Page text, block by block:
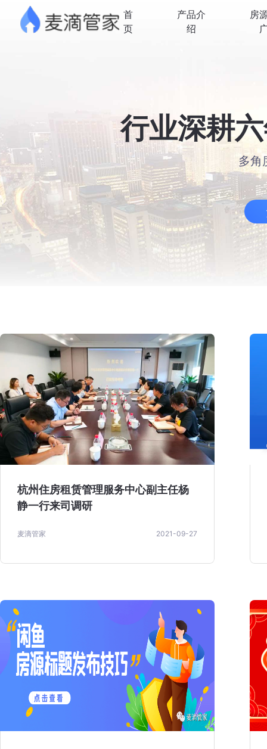
首
页
产品介
绍
房
行业深耕
多角
杭州住房租赁管理服务中心副主任杨
静一行来司调研
麦滴管家 2021-09-27